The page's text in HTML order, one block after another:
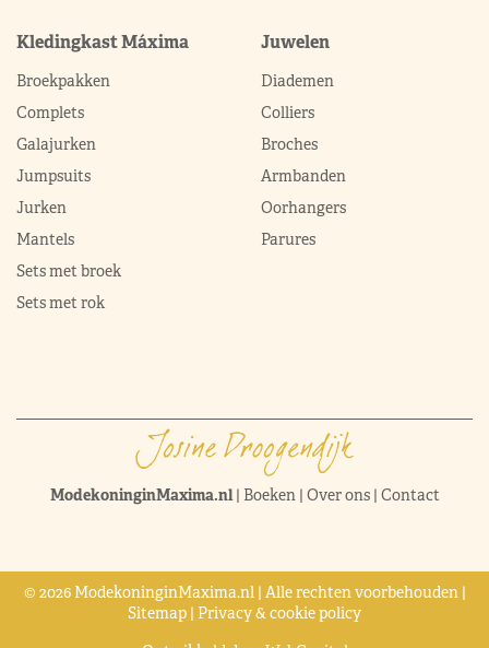
Kledingkast Máxima
Broekpakken
Complets
Galajurken
Jumpsuits
Jurken
Mantels
Sets met broek
Sets met rok
Juwelen
Diademen
Colliers
Broches
Armbanden
Oorhangers
Parures
ModekoninginMaxima.nl| Boeken| Over ons| Contact
© 2026 ModekoninginMaxima.nl | Alle rechten voorbehouden |
Sitemap | Privacy & cookie policy